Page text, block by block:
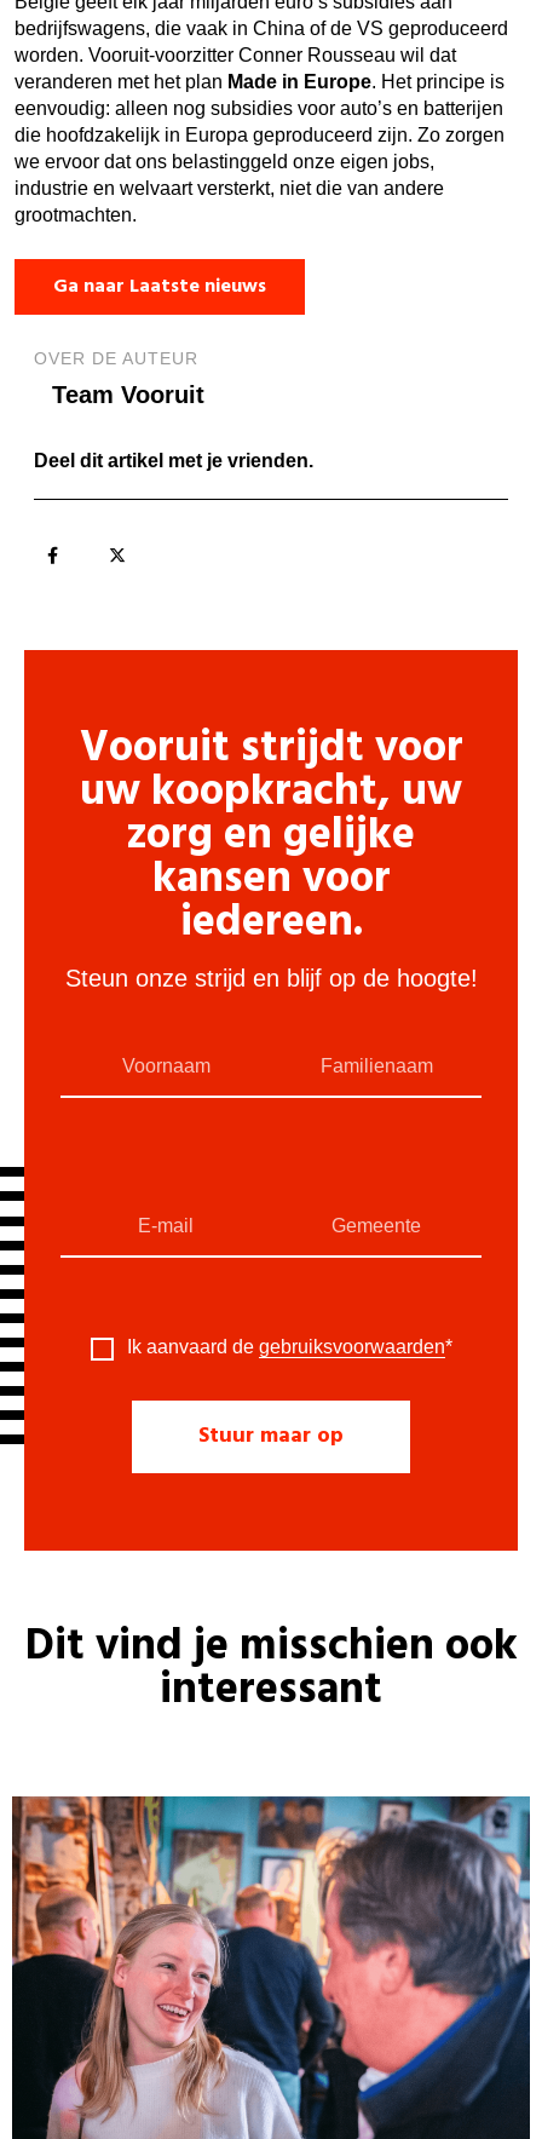
bedrijfswagens, die vaak in China of de VS geproduceerd
worden. Vooruit-voorzitter Conner Rousseau wil dat
veranderen met het plan Made in Europe. Het principe is
eenvoudig: alleen nog subsidies voor auto’s en batterijen
die hoofdzakelijk in Europa geproduceerd zijn. Zo zorgen
we ervoor dat ons belastinggeld onze eigen jobs,
industrie en welvaart versterkt, niet die van andere
grootmachten.
Ga naar Laatste nieuws
OVER DE AUTEUR
Team Vooruit
Deel dit artikel met je vrienden.
Vooruit strijdt voor
uw koopkracht, uw
zorg en gelijke
kansen voor
iedereen.
Steun onze strijd en blijf op de hoogte!
Ik aanvaard de gebruiksvoorwaarden*
Dit vind je misschien ook
interessant